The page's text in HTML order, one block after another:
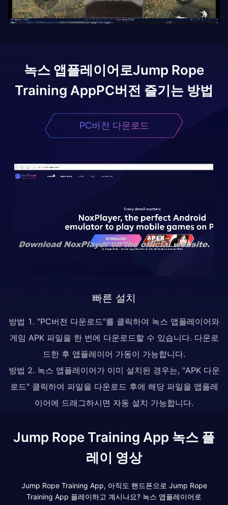
녹스 앱플레이어로Jump Rope
Training AppPC버전 즐기는 방법
PC버전 다운로드
빠른 설치
방법 1. "PC버전 다운로드"를 클릭하여 녹스 앱플레이어와
게임 APK 파일을 한 번에 다운로드할 수 있습니다. 다운로
드한 후 앱플레이어 가동이 가능합니다.
방법 2. 녹스 앱플레이어가 이미 설치된 경우는, "APK 다운
로드" 클릭하여 파일을 다운로드 후에 해당 파일을 앱플레
이어에 드래그하시면 자동 설치 가능합니다.
Jump Rope Training App 녹스 플
레이 영상
Jump Rope Training App, 아직도 핸드폰으로 Jump Rope
Training App 플레이하고 계시나요? 녹스 앱플레이어로